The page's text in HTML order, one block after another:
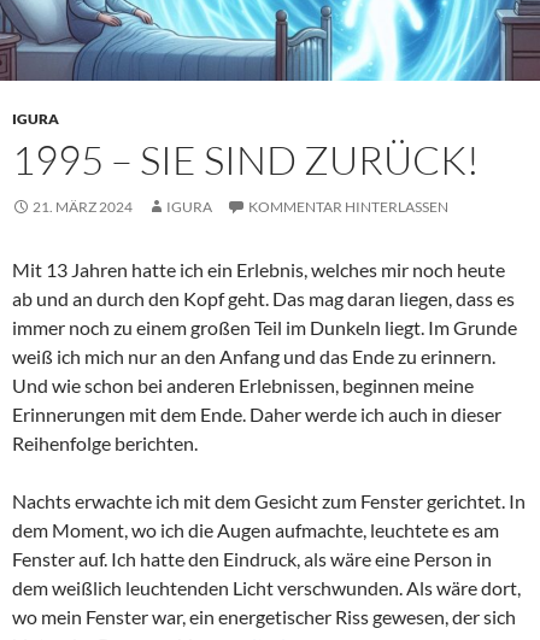
IGURA
1995 – SIE SIND ZURÜCK!
21. MÄRZ 2024 IGURA KOMMENTAR HINTERLASSEN
Mit 13 Jahren hatte ich ein Erlebnis, welches mir noch heute
ab und an durch den Kopf geht. Das mag daran liegen, dass es
immer noch zu einem großen Teil im Dunkeln liegt. Im Grunde
weiß ich mich nur an den Anfang und das Ende zu erinnern.
Und wie schon bei anderen Erlebnissen, beginnen meine
Erinnerungen mit dem Ende. Daher werde ich auch in dieser
Reihenfolge berichten.
Nachts erwachte ich mit dem Gesicht zum Fenster gerichtet. In
dem Moment, wo ich die Augen aufmachte, leuchtete es am
Fenster auf. Ich hatte den Eindruck, als wäre eine Person in
dem weißlich leuchtenden Licht verschwunden. Als wäre dort,
wo mein Fenster war, ein energetischer Riss gewesen, der sich